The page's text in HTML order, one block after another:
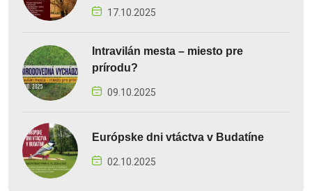
17.10.2025
Intravilán mesta – miesto pre
prírodu?
09.10.2025
Európske dni vtáctva v Budatíne
02.10.2025